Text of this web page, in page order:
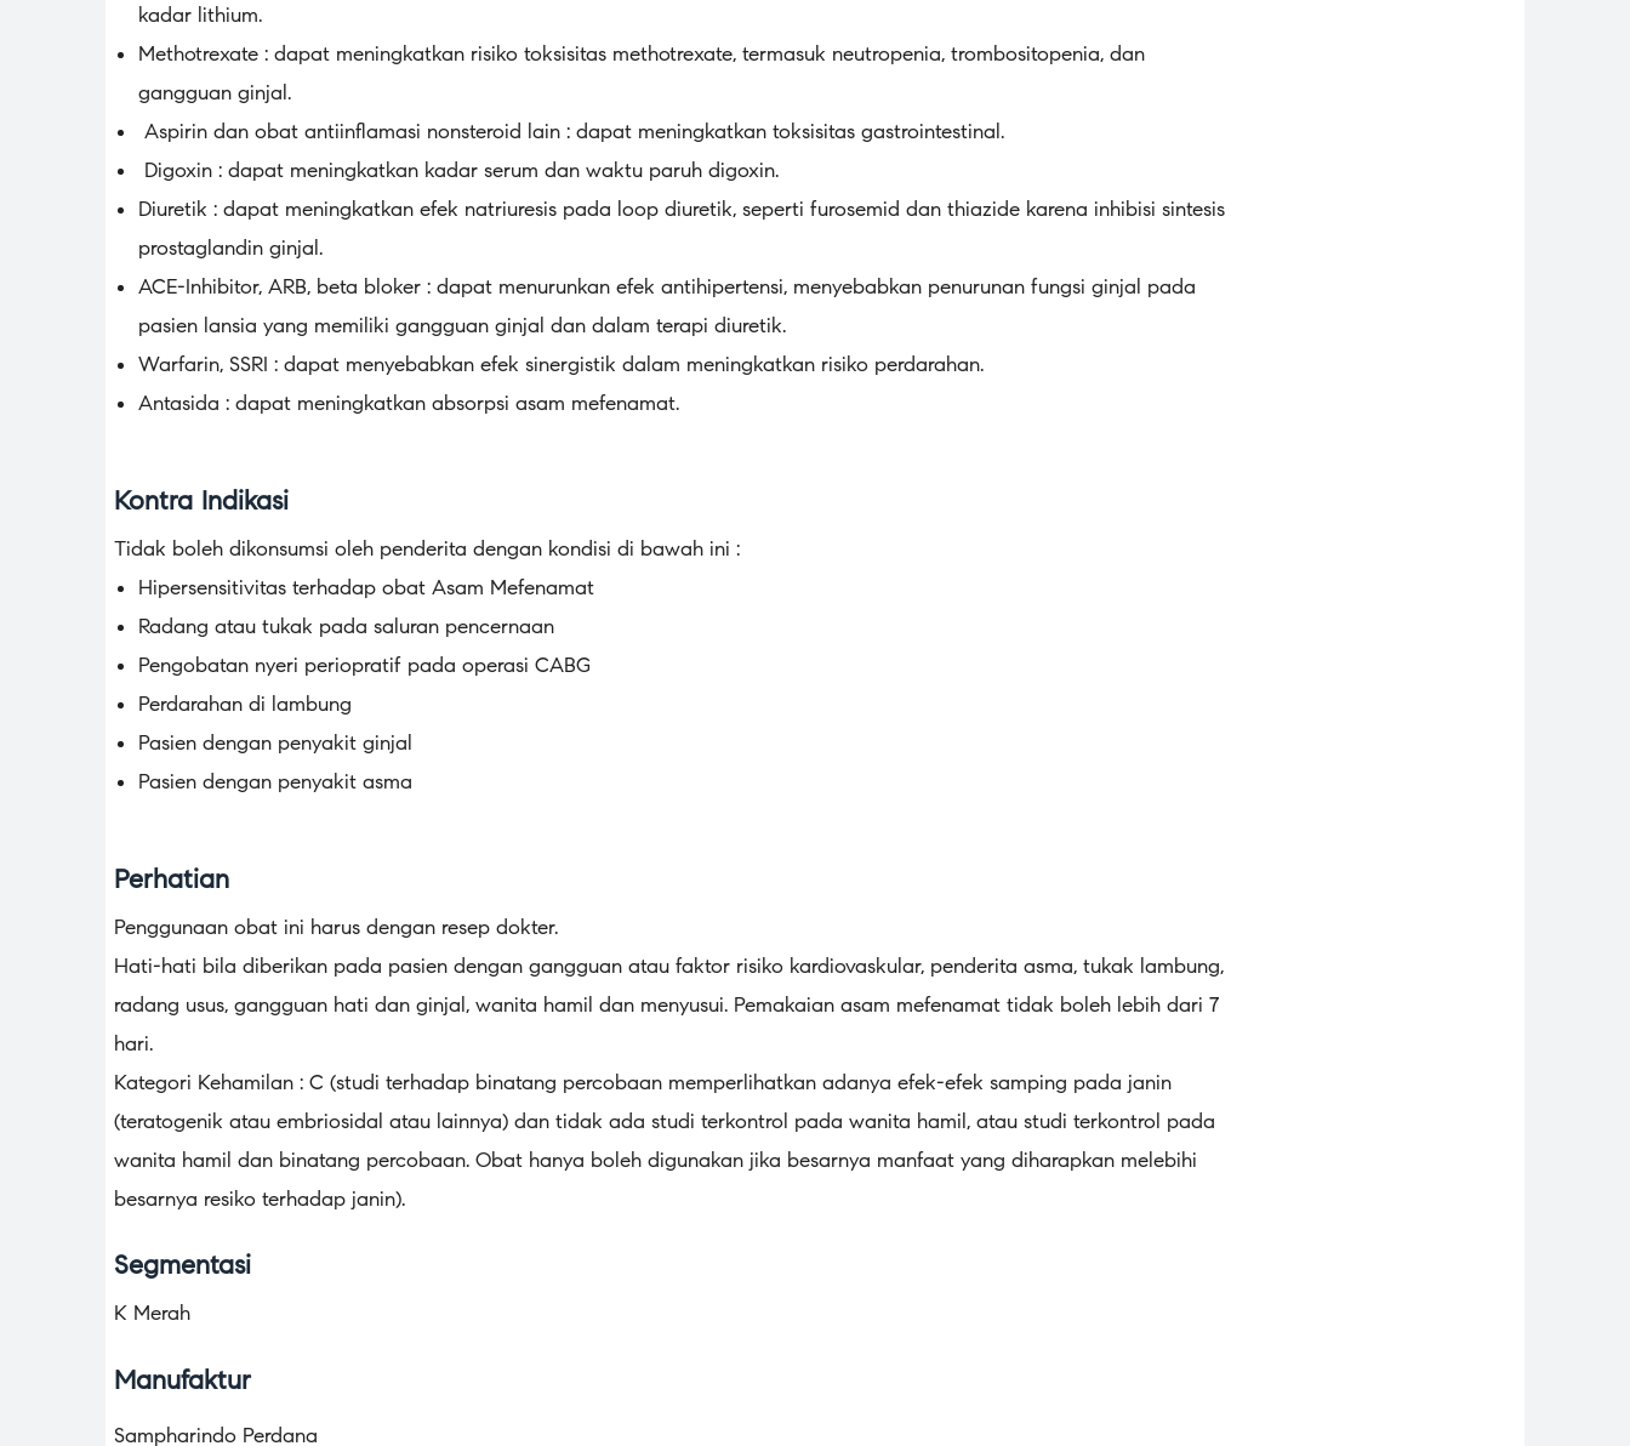
kadar lithium.
Methotrexate : dapat meningkatkan risiko toksisitas methotrexate, termasuk neutropenia, trombositopenia, dan
gangguan ginjal.
Aspirin dan obat antiinflamasi nonsteroid lain : dapat meningkatkan toksisitas gastrointestinal.
Digoxin : dapat meningkatkan kadar serum dan waktu paruh digoxin.
Diuretik : dapat meningkatkan efek natriuresis pada loop diuretik, seperti furosemid dan thiazide karena inhibisi sintesis
prostaglandin ginjal.
ACE-Inhibitor, ARB, beta bloker : dapat menurunkan efek antihipertensi, menyebabkan penurunan fungsi ginjal pada
pasien lansia yang memiliki gangguan ginjal dan dalam terapi diuretik.
Warfarin, SSRI : dapat menyebabkan efek sinergistik dalam meningkatkan risiko perdarahan.
Antasida : dapat meningkatkan absorpsi asam mefenamat.
Kontra Indikasi
Tidak boleh dikonsumsi oleh penderita dengan kondisi di bawah ini :
Hipersensitivitas terhadap obat Asam Mefenamat
Radang atau tukak pada saluran pencernaan
Pengobatan nyeri periopratif pada operasi CABG
Perdarahan di lambung
Pasien dengan penyakit ginjal
Pasien dengan penyakit asma
Perhatian
Penggunaan obat ini harus dengan resep dokter.
Hati-hati bila diberikan pada pasien dengan gangguan atau faktor risiko kardiovaskular, penderita asma, tukak lambung,
radang usus, gangguan hati dan ginjal, wanita hamil dan menyusui. Pemakaian asam mefenamat tidak boleh lebih dari 7
hari.
Kategori Kehamilan : C (studi terhadap binatang percobaan memperlihatkan adanya efek-efek samping pada janin
(teratogenik atau embriosidal atau lainnya) dan tidak ada studi terkontrol pada wanita hamil, atau studi terkontrol pada
wanita hamil dan binatang percobaan. Obat hanya boleh digunakan jika besarnya manfaat yang diharapkan melebihi
besarnya resiko terhadap janin).
Segmentasi
K Merah
Manufaktur
Sampharindo Perdana